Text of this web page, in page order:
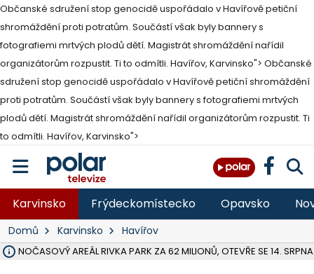
Občanské sdružení stop genocidě uspořádalo v Havířově petiční
shromáždění proti potratům. Součástí však byly bannery s
fotografiemi mrtvých plodů dětí. Magistrát shromáždění nařídil
organizátorům rozpustit. Ti to odmítli. Havířov, Karvinsko"> Občanské
sdružení stop genocidě uspořádalo v Havířově petiční shromáždění
proti potratům. Součástí však byly bannery s fotografiemi mrtvých
plodů dětí. Magistrát shromáždění nařídil organizátorům rozpustit. Ti
to odmítli. Havířov, Karvinsko">
Karvinsko Frýdeckomístecko Opavsko
Domů Karvinsko Havířov
AREÁL RIVKA PARK ZA 62 MILIONŮ, OTEVŘE SE 14. SRPNA